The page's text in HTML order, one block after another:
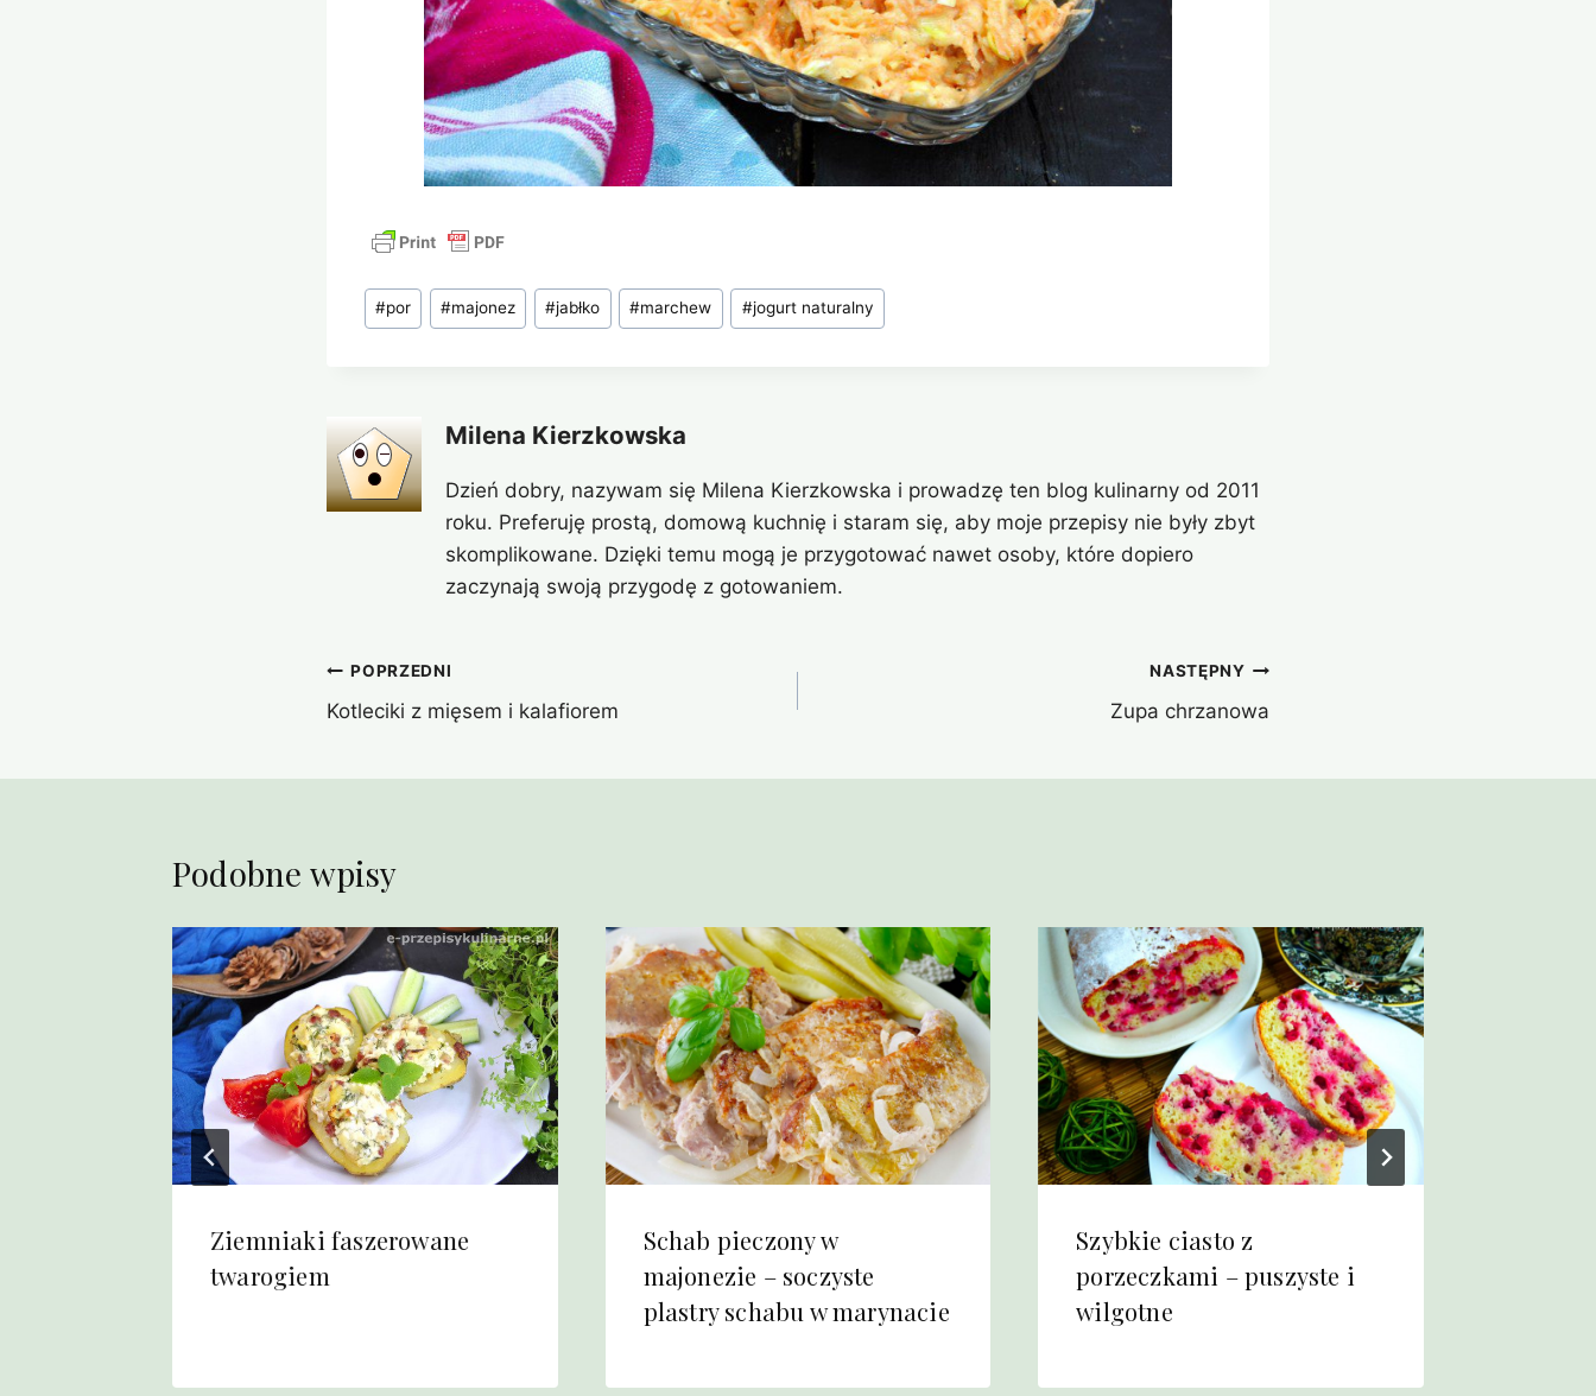
Tagi
wpisu:
#por #majonez #jabłko #marchew #jogurt naturalny
Milena Kierzkowska
Dzień dobry, nazywam się Milena Kierzkowska i prowadzę ten blog kulinarny od 2011
roku. Preferuję prostą, domową kuchnię i staram się, aby moje przepisy nie były zbyt
skomplikowane. Dzięki temu mogą je przygotować nawet osoby, które dopiero
zaczynają swoją przygodę z gotowaniem.
Nawigacja
wpisu
POPRZEDNI
Kotleciki z mięsem i kalafiorem
NASTĘPNY
Zupa chrzanowa
Podobne wpisy
Ziemniaki faszerowane
twarogiem
Schab pieczony w
majonezie – soczyste
plastry schabu w marynacie
Szybkie ciasto z
porzeczkami – puszyste i
wilgotne